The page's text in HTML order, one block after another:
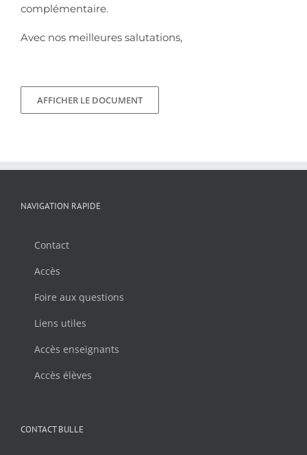
complémentaire.
Avec nos meilleures salutations,
AFFICHER LE DOCUMENT
NAVIGATION RAPIDE
Contact
Accès
Foire aux questions
Liens utiles
Accès enseignants
Accès élèves
CONTACT BULLE